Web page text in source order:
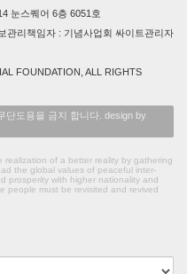
눈스퀘어 6층 6051호
관리책임자 : 기념사업회 싸이트관리자
FOUNDATION, ALL RIGHTS
단도용을 금지 합니다. design by
of a better reality by gathering
the global values of peaceful inter-
prosperity with higher nationality and
people must be revisited and revived